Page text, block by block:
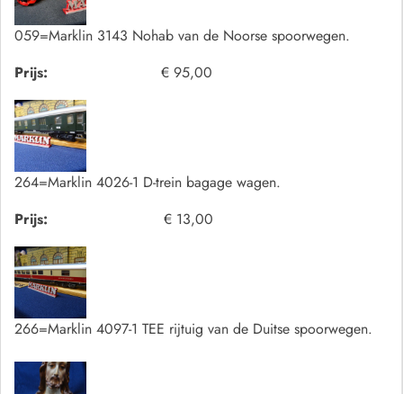
059=Marklin 3143 Nohab van de Noorse spoorwegen.
Prijs:
€ 95,00
264=Marklin 4026-1 D-trein bagage wagen.
Prijs:
€ 13,00
266=Marklin 4097-1 TEE rijtuig van de Duitse spoorwegen.